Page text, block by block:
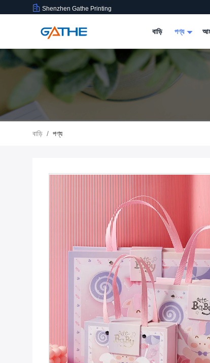
Shenzhen Gathe Printing
বাড়ি পণ্য
বাড়ি / পণ্য